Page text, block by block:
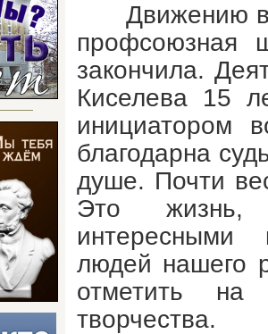
Движению
профсоюзная
закончила.
Киселева 15
инициатором
благодарна
душе. Почти
Это жизнь,
интересными
людей нашего
отметить на
творчества.